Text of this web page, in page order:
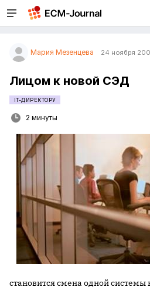
Мария Мезенцева 24 ноября
Лицом к новой СЭД
IT-ДИРЕКТОРУ
2 минуты
становится смена одной системы